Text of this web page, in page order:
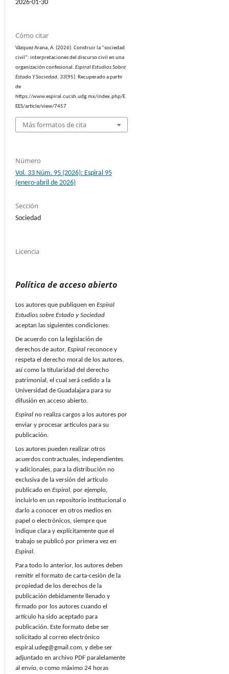
2026-01-30
Cómo citar
Vázquez Arana, A. (2026). Construir la “sociedad
civil”: interpretaciones del discurso civil en una
organización confesional. Espiral Estudios Sobre
Estado Y Sociedad, 33(95). Recuperado a partir
de
https://www.espiral.cucsh.udg.mx/index.php/E
EES/article/view/7457
Más formatos de cita
Número
Vol. 33 Núm. 95 (2026): Espiral 95
(enero-abril de 2026)
Sección
Sociedad
Licencia
Política de acceso abierto
Los autores que publiquen en Espiral
Estudios sobre Estado y Sociedad
aceptan las siguientes condiciones:
De acuerdo con la legislación de
derechos de autor, Espiral reconoce y
respeta el derecho moral de los autores,
así como la titularidad del derecho
patrimonial, el cual será cedido a la
Universidad de Guadalajara para su
difusión en acceso abierto.
Espiral no realiza cargos a los autores por
enviar y procesar artículos para su
publicación.
Los autores pueden realizar otros
acuerdos contractuales, independientes
y adicionales, para la distribución no
exclusiva de la versión del artículo
publicado en Espiral, por ejemplo,
incluirlo en un repositorio institucional o
darlo a conocer en otros medios en
papel o electrónicos, siempre que
indique clara y explícitamente que el
trabajo se publicó por primera vez en
Espiral.
Para todo lo anterior, los autores deben
remitir el formato de carta-cesión de la
propiedad de los derechos de la
publicación debidamente llenado y
firmado por los autores cuando el
artículo ha sido aceptado para
publicación. Este formato debe ser
solicitado al correo electrónico
espiral.udeg@gmail.com, y debe ser
adjuntado en archivo PDF paralelamente
al envío, o como máximo 24 horas